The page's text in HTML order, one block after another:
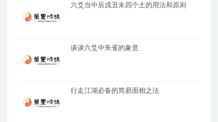
六爻当中辰戌丑未四个土的用法和原则
谈谈六爻中朱雀的象意
行走江湖必备的简易面相之法